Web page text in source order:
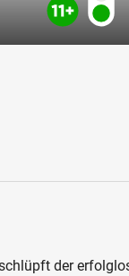
der